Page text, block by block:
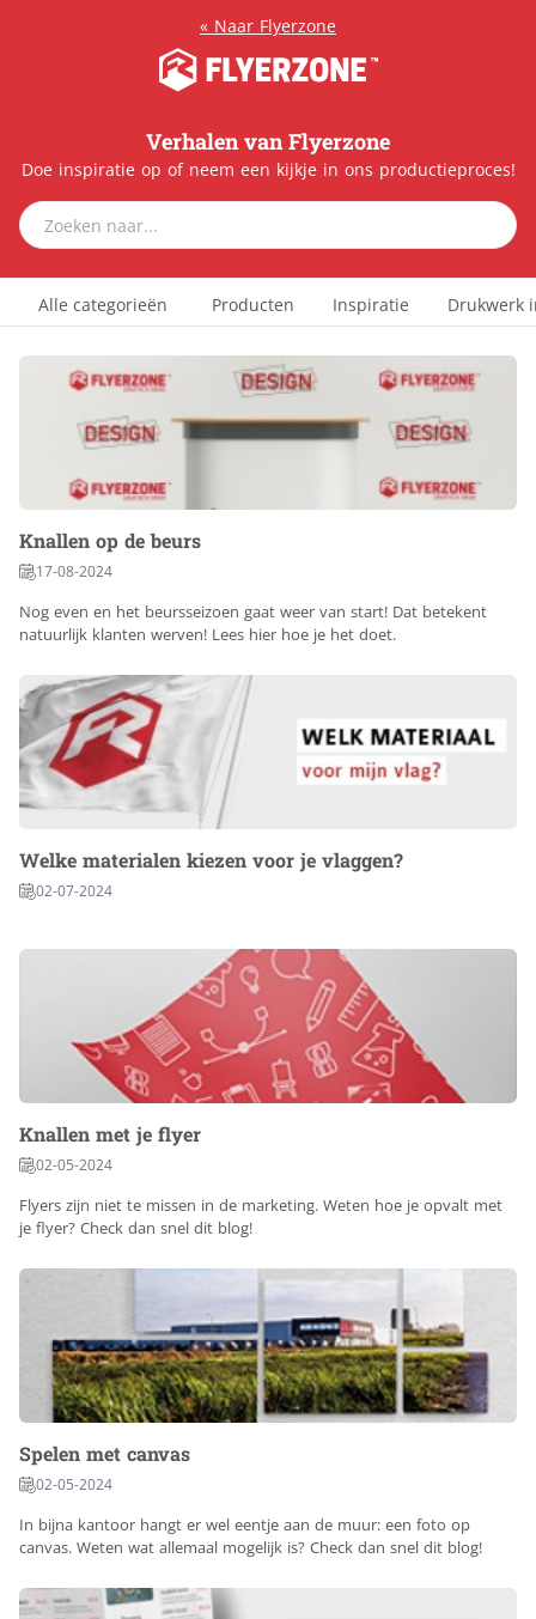
« Naar Flyerzone
Verhalen van Flyerzone
Doe inspiratie op of neem een kijkje in ons productieproces!
Alle categorieën Producten Inspiratie Drukwerk
Knallen op de beurs
17-08-2024
Nog even en het beursseizoen gaat weer van start! Dat betekent
natuurlijk klanten werven! Lees hier hoe je het doet.
Welke materialen kiezen voor je vlaggen?
02-07-2024
Knallen met je flyer
02-05-2024
Flyers zijn niet te missen in de marketing. Weten hoe je opvalt met
je flyer? Check dan snel dit blog!
Spelen met canvas
02-05-2024
In bijna kantoor hangt er wel eentje aan de muur: een foto op
canvas. Weten wat allemaal mogelijk is? Check dan snel dit blog!